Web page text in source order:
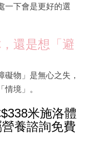
一下會是更好的選
還是想「避
物」是無心之失，
境」。
米施洛體
養諮詢免費